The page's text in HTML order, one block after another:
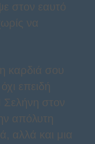
στον εαυτό
να
καρδιά σου
επειδή
στον
απόλυτη
αλλά και μια